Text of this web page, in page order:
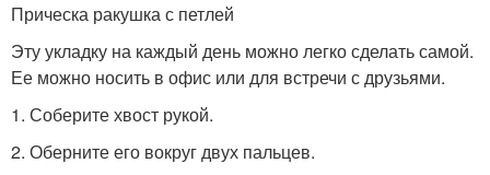
Прическа ракушка с петлей
Эту укладку на каждый день можно легко сделать самой.
Ее можно носить в офис или для встречи с друзьями.
1. Соберите хвост рукой.
2. Оберните его вокруг двух пальцев.